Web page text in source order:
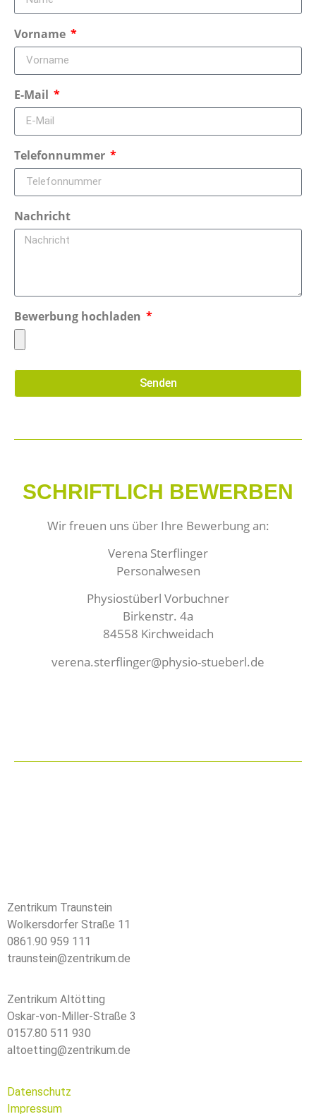
Vorname
E-Mail
Telefonnummer
Nachricht
Bewerbung hochladen
Senden
SCHRIFTLICH BEWERBEN
Wir freuen uns über Ihre Bewerbung an:
Verena Sterflinger
Personalwesen
Physiostüberl Vorbuchner
Birkenstr. 4a
84558 Kirchweidach
verena.sterflinger@physio-stueberl.de
Zentrikum Traunstein
Wolkersdorfer Straße 11
0861.90 959 111
traunstein@zentrikum.de
Zentrikum Altötting
Oskar-von-Miller-Straße 3
0157.80 511 930
altoetting@zentrikum.de
Datenschutz
Impressum